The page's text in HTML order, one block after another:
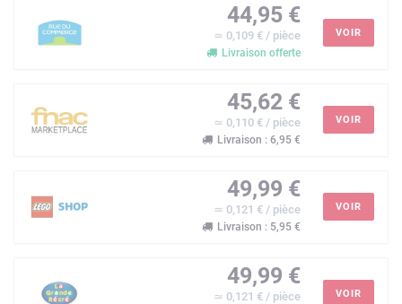
44,95 €
≃ 0,109 € / pièce
Livraison offerte
VOIR
45,62 €
≃ 0,110 € / pièce
Livraison : 6,95 €
VOIR
49,99 €
≃ 0,121 € / pièce
Livraison : 5,95 €
VOIR
49,99 €
≃ 0,121 € / pièce VOIR